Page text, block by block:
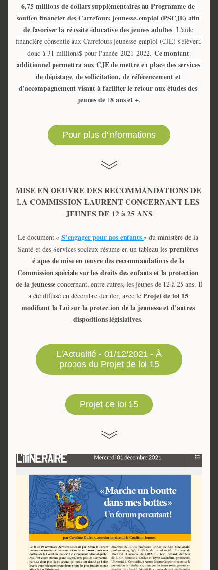
6,75 millions de dollars supplémentaires au Programme de
soutien financier des Carrefours jeunesse-emploi (PSCJE) afin
de favoriser la réussite éducative des jeunes adultes. L'aide
financière consentie aux Carrefours jeunesse-emploi (CJE) s'élèvera
donc à 31 millions$ pour l'année 2021-2022. Ce montant
additionnel permettra aux CJE de mettre en place des services
de dépistage, de sollicitation, de référencement et
d'accompagnement visant à faciliter le retour aux études des
jeunes de 18 ans et +.
Pour plus d'informations
MISE EN OEUVRE DES RECOMMANDATIONS DE
LA COMMISSION LAURENT CONCERNANT LES
JEUNES DE 12 à 25 ANS
Le document « S’engager pour nos enfants » du ministère de la
Santé et des Services sociaux résume en un tableau les premières
étapes de mise en œuvre des recommandations de la
Commission spéciale sur les droits des enfants et la protection
de la jeunesse concernant, entre autres, les jeunes de 12 à 25 ans. Il
a été diffusé en décembre dernier, avec le Projet de loi 15
modifiant la Loi sur la protection de la jeunesseet d'autres
dispositions législatives.
L'Actualité - 01/12/2021 - À
propos du Projet de loi 15
Projet de loi 15